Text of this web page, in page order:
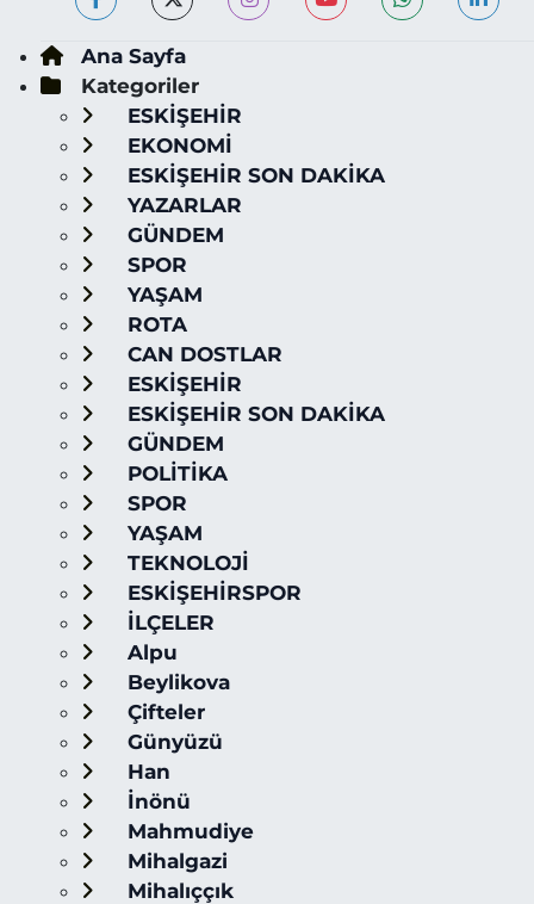
Ana Sayfa
Kategoriler
ESKİŞEHİR
EKONOMİ
ESKİŞEHİR SON DAKİKA
YAZARLAR
GÜNDEM
SPOR
YAŞAM
ROTA
CAN DOSTLAR
ESKİŞEHİR
ESKİŞEHİR SON DAKİKA
GÜNDEM
POLİTİKA
SPOR
YAŞAM
TEKNOLOJİ
ESKİŞEHİRSPOR
İLÇELER
Alpu
Beylikova
Çifteler
Günyüzü
Han
İnönü
Mahmudiye
Mihalgazi
Mihalıççık